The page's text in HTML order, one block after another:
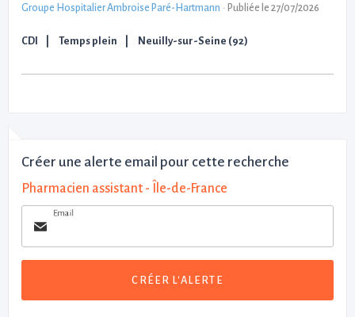
Groupe Hospitalier Ambroise Paré-Hartmann - Publiée le 27/07/2026
CDI Temps plein Neuilly-sur-Seine (92)
Créer une alerte email pour cette recherche
Pharmacien assistant - Île-de-France
Email
CRÉER L'ALERTE